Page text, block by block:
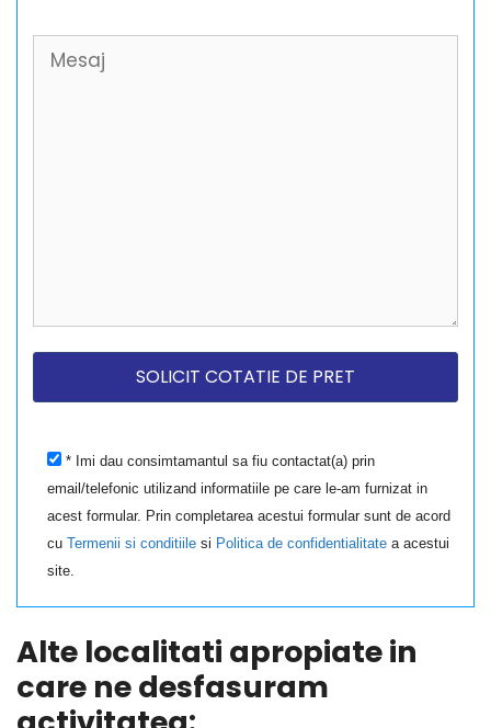
* Imi dau consimtamantul sa fiu contactat(a) prin
email/telefonic utilizand informatiile pe care le-am furnizat in
acest formular. Prin completarea acestui formular sunt de acord
cuTermenii si conditiile si Politica de confidentialitate a acestui
site.
Alte localitati apropiate in
care ne desfasuram